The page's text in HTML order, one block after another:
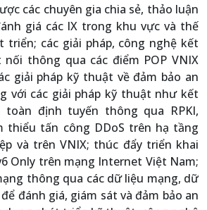
các chuyên gia chia sẻ, thảo luận
giá các IX trong khu vực và thế
triển; các giải pháp, công nghệ kết
thông qua các điểm POP VNIX
giải pháp kỹ thuật về đảm bảo an
với các giải pháp kỹ thuật như kết
định tuyến thông qua RPKI,
thiểu tấn công DDoS trên hạ tầng
và trên VNIX; thúc đẩy triển khai
Only trên mạng Internet Việt Nam;
thông qua các dữ liệu mạng, dữ
đánh giá, giám sát và đảm bảo an